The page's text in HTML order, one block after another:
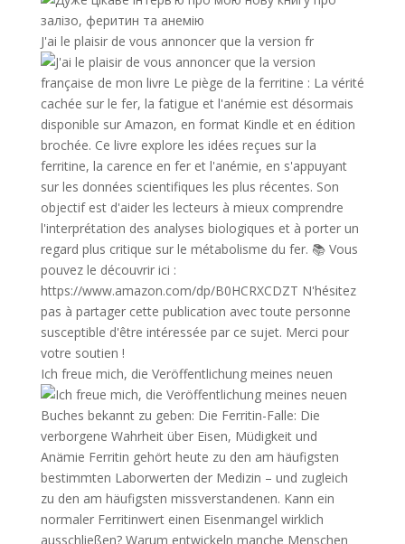
J'ai le plaisir de vous annoncer que la version fr
Ich freue mich, die Veröffentlichung meines neuen